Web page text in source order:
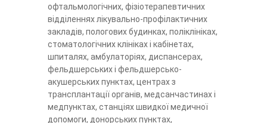
офтальмологічних, фізіотерапевтичних
відділеннях лікувально-профілактичних
закладів, пологових будинках, поліклініках,
стоматологічних клініках і кабінетах,
шпиталях, амбулаторіях, диспансерах,
фельдшерських і фельдшерсько-
акушерських пунктах, центрах з
трансплантації органів, медсанчастинах і
медпунктах, станціях швидкої медичної
допомоги, донорських пунктах,